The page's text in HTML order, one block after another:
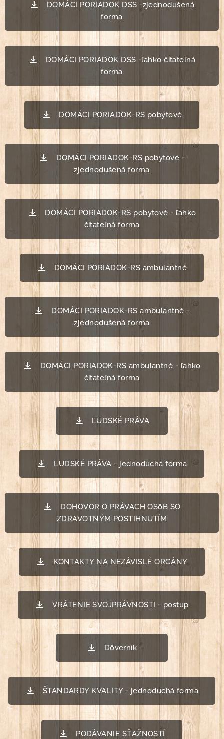
DOMÁCI PORIADOK DSS -zjednodušená
forma
DOMÁCI PORIADOK DSS -ľahko čitateľná
forma
DOMÁCI PORIADOK-RS pobytové
DOMÁCI PORIADOK-RS pobytové -
zjednodušená forma
DOMÁCI PORIADOK-RS pobytové - ľahko
čitateľná forma
DOMÁCI PORIADOK-RS ambulantné
DOMÁCI PORIADOK-RS ambulantné -
zjednodušená forma
DOMÁCI PORIADOK-RS ambulantné - ľahko
čitateľná forma
ĽUDSKÉ PRÁVA
ĽUDSKÉ PRÁVA - jednoduchá forma
DOHOVOR O PRÁVACH OSôB SO
ZDRAVOTNÝM POSTIHNUTÍM
KONTAKTY NA NEZÁVISLÉ ORGÁNY
VRÁTENIE SVOJPRÁVNOSTI - postup
Dôverník
ŠTANDARDY KVALITY - jednoduchá forma
PODÁVANIE SŤAŽNOSTÍ